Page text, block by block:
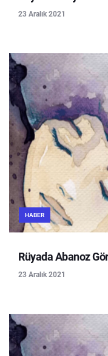
23 Aralık 2021
HABER
Rüyada Abanoz
23 Aralık 2021